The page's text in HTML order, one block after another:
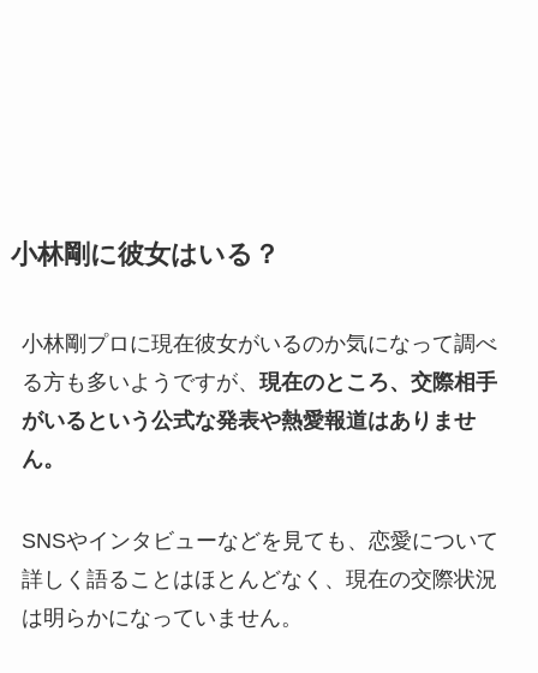
小林剛に彼女はいる？
小林剛プロに現在彼女がいるのか気になって調べ
る方も多いようですが、 現在のところ、交際相手
がいるという公式な発表や熱愛報道はありませ
ん。
SNSやインタビューなどを見ても、恋愛について
詳しく語ることはほとんどなく、現在の交際状況
は明らかになっていません。